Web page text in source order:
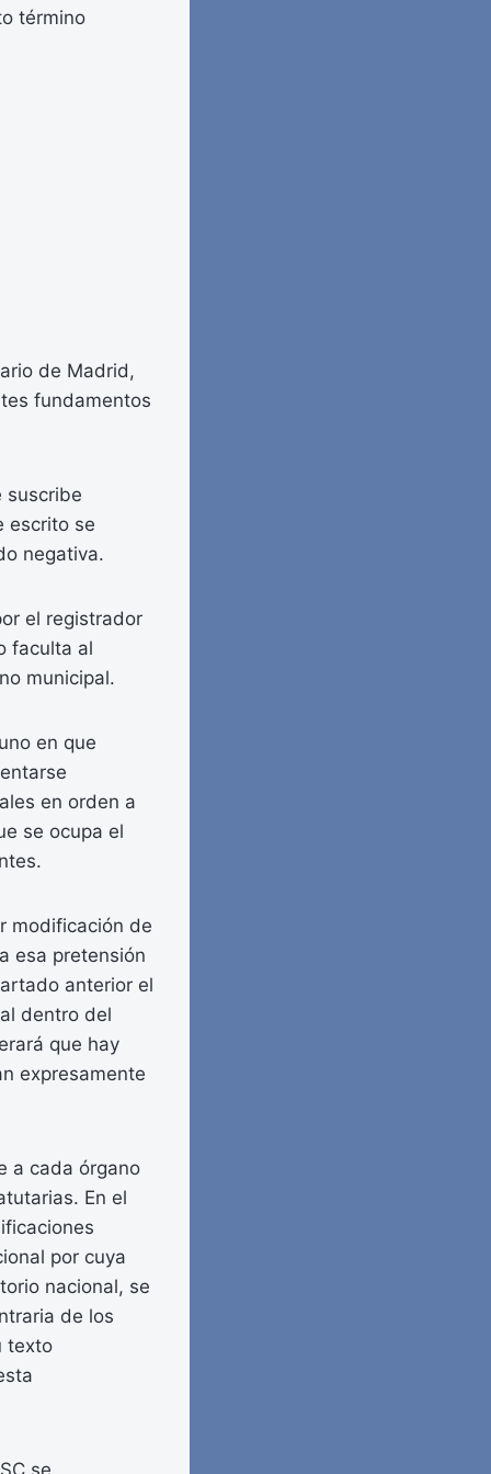
término
de Madrid,
fundamentos
suscribe
escrito se
negativa.
el registrador
faculta al
municipal.
en que
en orden a
se ocupa el
modificación de
esa pretensión
anterior el
dentro del
que hay
expresamente
a cada órgano
En el
por cuya
nacional, se
de los
texto